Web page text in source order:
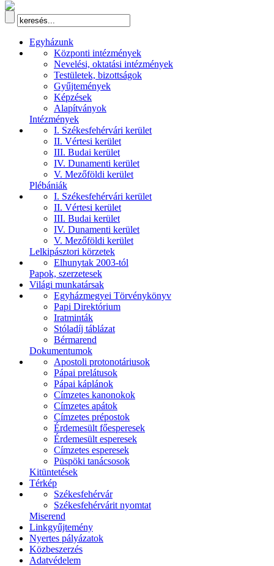
Egyházunk
Központi intézmények
Nevelési, oktatási intézmények
Testületek, bizottságok
Gyűjtemények
Képzések
Alapítványok
Intézmények
I. Székesfehérvári kerület
II. Vértesi kerület
III. Budai kerület
IV. Dunamenti kerület
V. Mezőföldi kerület
Plébániák
I. Székesfehérvári kerület
II. Vértesi kerület
III. Budai kerület
IV. Dunamenti kerület
V. Mezőföldi kerület
Lelkipásztori körzetek
Elhunytak 2003-tól
Papok, szerzetesek
Világi munkatársak
Egyházmegyei Törvénykönyv
Papi Direktórium
Iratminták
Stóladíj táblázat
Bérmarend
Dokumentumok
Apostoli protonotáriusok
Pápai prelátusok
Pápai káplánok
Címzetes kanonokok
Címzetes apátok
Címzetes prépostok
Érdemesült főesperesek
Érdemesült esperesek
Címzetes esperesek
Püspöki tanácsosok
Kitüntetések
Térkép
Székesfehérvár
Székesfehérvárit nyomtat
Miserend
Linkgyűjtemény
Nyertes pályázatok
Közbeszerzés
Adatvédelem